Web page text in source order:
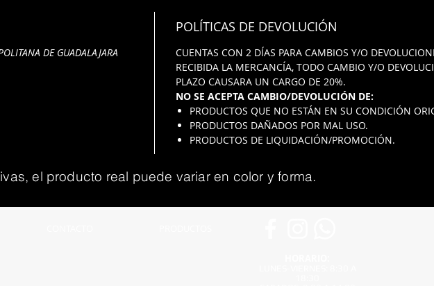
DE GUADALAJARA
POLÍTICAS DE DEVOLUCIÓN
CUENTAS CON 2 DÍAS PARA CAMBIOS Y/O
RECIBIDA LA MERCANCÍA, TODO CAMBIO Y/O
PLAZO CAUSARA UN CARGO DE 20%.
NO SE ACEPTA CAMBIO/DEVOLUCIÓN DE:
PRODUCTOS QUE NO ESTÁN EN SU CONDICIÓN
PRODUCTOS DAÑADOS POR MAL USO.
PRODUCTOS DE LIQUIDACIÓN/PROMOCIÓN.
el producto real puede variar en color y forma.